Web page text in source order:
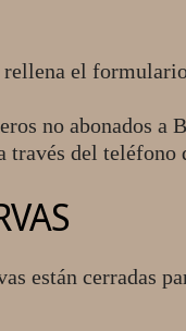
el
no abonados a
través del teléfono
están cerradas